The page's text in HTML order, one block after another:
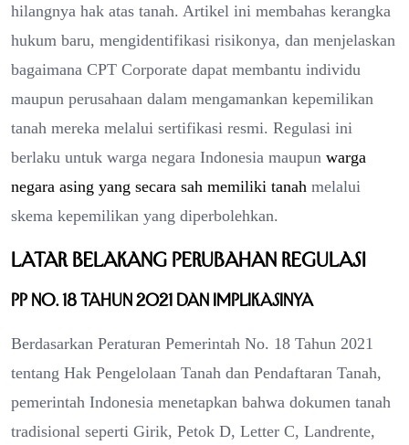
hilangnya hak atas tanah. Artikel ini membahas kerangka
hukum baru, mengidentifikasi risikonya, dan menjelaskan
bagaimana CPT Corporate dapat membantu individu
maupun perusahaan dalam mengamankan kepemilikan
tanah mereka melalui sertifikasi resmi. Regulasi ini
berlaku untuk warga negara Indonesia maupun warga
negara asing yang secara sah memiliki tanah melalui
skema kepemilikan yang diperbolehkan.
Latar Belakang Perubahan Regulasi
PP No. 18 Tahun 2021 dan Implikasinya
Berdasarkan Peraturan Pemerintah No. 18 Tahun 2021
tentang Hak Pengelolaan Tanah dan Pendaftaran Tanah,
pemerintah Indonesia menetapkan bahwa dokumen tanah
tradisional seperti Girik, Petok D, Letter C, Landrente,